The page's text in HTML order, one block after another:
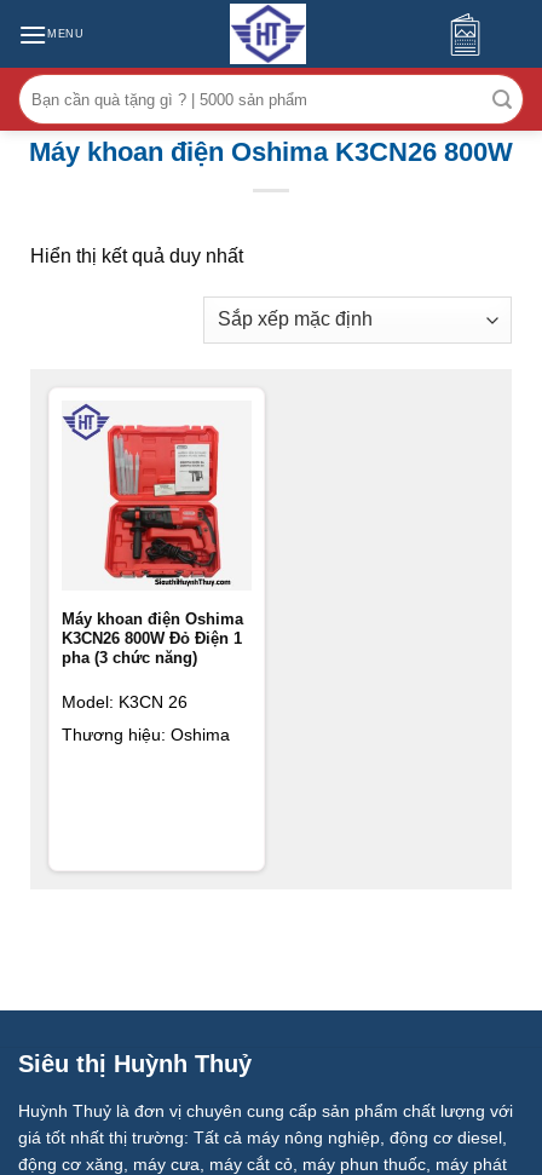
MENU
Tìm
kiếm:
Máy khoan điện Oshima K3CN26 800W
Hiển thị kết quả duy nhất
Máy khoan điện Oshima
K3CN26 800W Đỏ Điện 1
pha (3 chức năng)
Model: K3CN 26
Thương hiệu: Oshima
Siêu thị Huỳnh Thuỷ
Huỳnh Thuỷ là đơn vị chuyên cung cấp sản phẩm chất lượng với
giá tốt nhất thị trường: Tất cả máy nông nghiệp, động cơ diesel,
động cơ xăng, máy cưa, máy cắt cỏ, máy phun thuốc, máy phát